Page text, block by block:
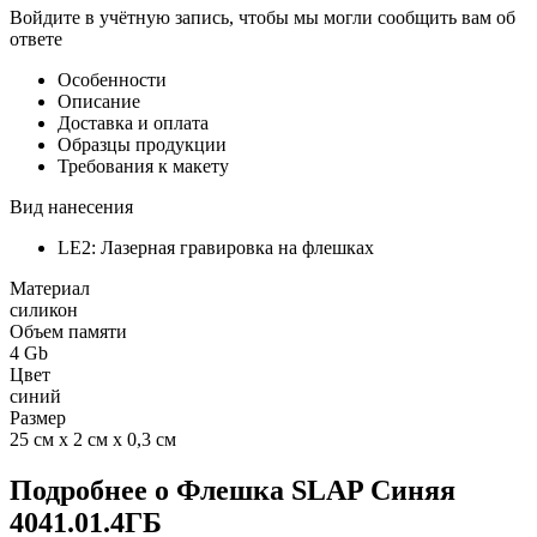
Войдите в учётную запись, чтобы мы могли сообщить вам об
ответе
Особенности
Описание
Доставка и оплата
Образцы продукции
Требования к макету
Вид нанесения
LE2: Лазерная гравировка на флешках
Материал
силикон
Объем памяти
4 Gb
Цвет
синий
Размер
25 см х 2 см х 0,3 см
Подробнее о Флешка SLAP Синяя
4041.01.4ГБ